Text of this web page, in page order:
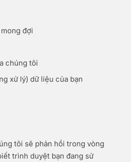
đợi
chúng tôi
xử lý) dữ liệu của bạn
tôi sẽ phản hồi trong vòng
trình duyệt bạn đang sử